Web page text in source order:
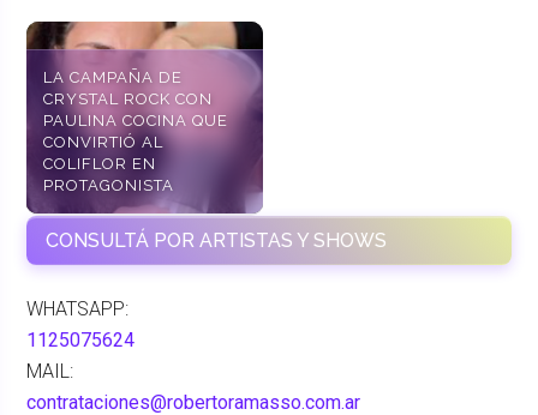
LA CAMPAÑA DE
CRYSTAL ROCK CON
PAULINA COCINA QUE
CONVIRTIÓ AL
COLIFLOR EN
PROTAGONISTA
CONSULTÁ POR ARTISTAS Y SHOWS
WHATSAPP:
1125075624
MAIL:
contrataciones@robertoramasso.com.ar